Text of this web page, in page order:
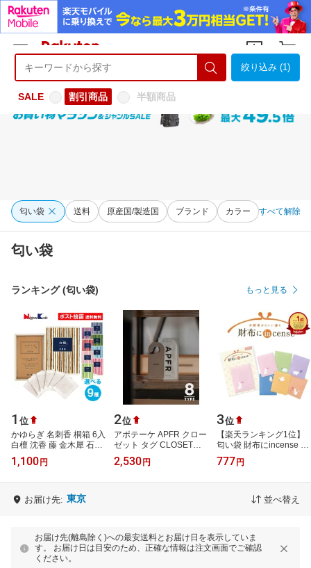
ようこそ 楽天市場へ ログイン
絞り込み (1)
SALE 割引商品 半額商品
匂い袋 送料 原産国/製造国 ブランド カラー すべて解除
匂い袋
ランキング (匂い袋) もっと見る
1 位
かゆらぎ 名刺香 桐箱 6入
白檀 沈香 藤 金木犀 石榴
ジャスミン 茉莉花 白桃
薔薇 緑茶 香り袋 匂い袋
1,100 円
2位
アポテーケ APFR クロー
ゼット タグ CLOSET
TAG 香り 芳香剤 吊り下
げ エアーフレッシュナー
2,530 円
3位
【楽天ランキング1位】
匂い袋 財布にincense イ
ンセンス カードフレグラ
ンス 名刺入れ 縁起物 幸
777 円
お届け先: 東京 並べ替え
お届け先(離島除く)への最安送料とお届け日を表示していま
す。 お届け日は目安のため、正確な情報は注文画面でご確認
ください。